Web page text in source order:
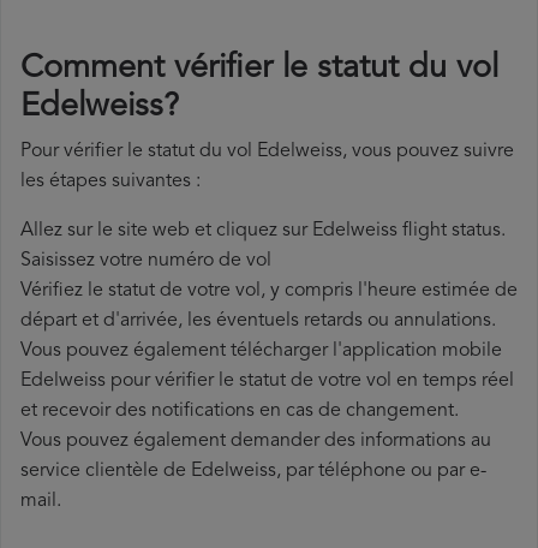
Comment vérifier le statut du vol
Edelweiss?
Pour vérifier le statut du vol Edelweiss, vous pouvez suivre
les étapes suivantes :
Allez sur le site web et cliquez sur Edelweiss flight status.
Saisissez votre numéro de vol
Vérifiez le statut de votre vol, y compris l'heure estimée de
départ et d'arrivée, les éventuels retards ou annulations.
Vous pouvez également télécharger l'application mobile
Edelweiss pour vérifier le statut de votre vol en temps réel
et recevoir des notifications en cas de changement.
Vous pouvez également demander des informations au
service clientèle de Edelweiss, par téléphone ou par e-
mail.